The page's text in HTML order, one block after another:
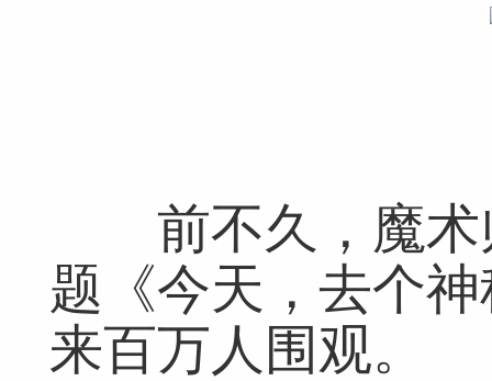
前不久，魔术
题《今天，去个
来百万人围观。